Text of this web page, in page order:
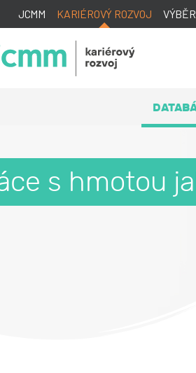
JCMM KARIÉROVÝ ROZVOJ
s hmotou